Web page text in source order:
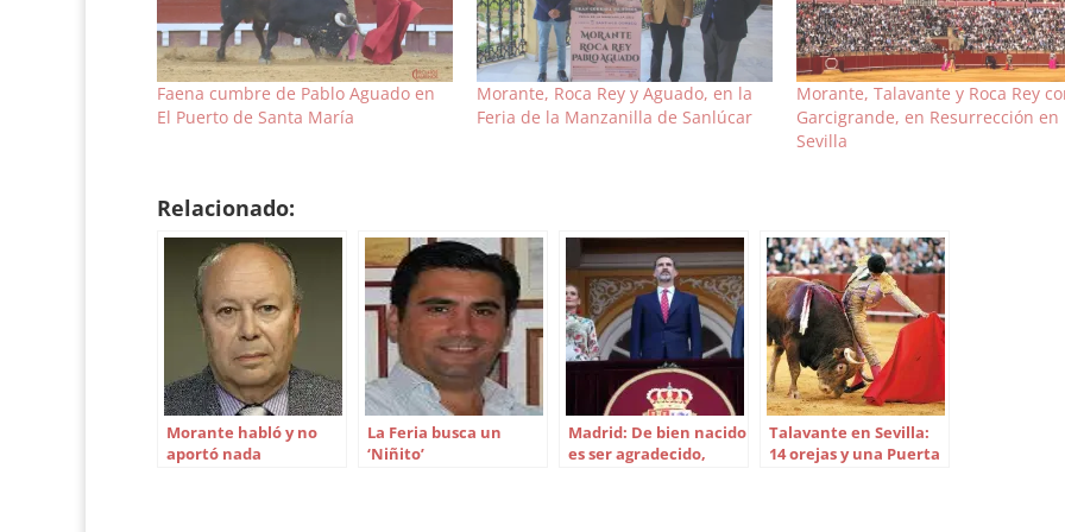
Faena cumbre de Pablo Aguado en
El Puerto de Santa María
Morante, Roca Rey y Aguado, en la
Feria de la Manzanilla de Sanlúcar
Morante, Talavante y Roca Rey
Garcigrande, en Resurrección en
Sevilla
Relacionado:
Morante habló y no
aportó nada
La Feria busca un
‘Niñito’
Madrid: De bien nacido
es ser agradecido,
Talavante en Sevilla:
14 orejas y una Puerta